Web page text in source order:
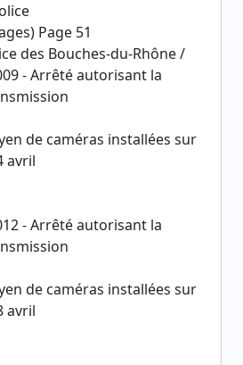
Page 51
des Bouches-du-Rhône /
- Arrêté autorisant la
de caméras installées sur
avril
- Arrêté autorisant la
de caméras installées sur
avril